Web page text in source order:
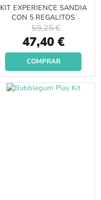
KIT EXPERIENCE SANDIA
CON 5 REGALITOS
Special
Price
47,40 €
59,25 €
COMPRAR